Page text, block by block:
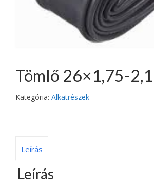
Tömlő 26×1,75-
Kategória: Alkatrészek
Leírás
Leírás